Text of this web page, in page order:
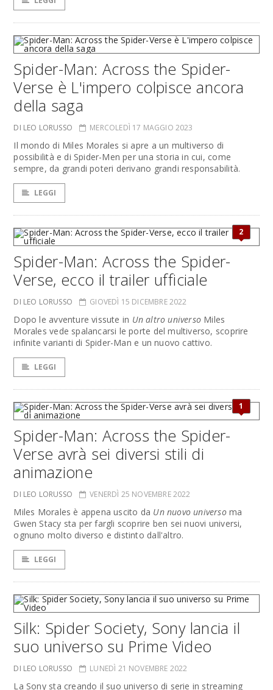
Spider-Man: Across the Spider-
Verse è L'impero colpisce ancora
della saga
DI LEO LORUSSO MERCOLEDÌ 17 MAGGIO 2023
Il mondo di Miles Morales si apre a un multiverso di
possibilità e di Spider-Men per una storia in cui, come
sempre, da grandi poteri derivano grandi responsabilità.
LEGGI
2
Spider-Man: Across the Spider-
Verse, ecco il trailer ufficiale
DI LEO LORUSSO GIOVEDÌ 15 DICEMBRE 2022
Dopo le avventure vissute in Un altro universo Miles
Morales vede spalancarsi le porte del multiverso, scoprire
infinite varianti di Spider-Man e un nuovo cattivo.
LEGGI
1
Spider-Man: Across the Spider-
Verse avrà sei diversi stili di
animazione
DI LEO LORUSSO VENERDÌ 25 NOVEMBRE 2022
Miles Morales è appena uscito da Un nuovo universoma
Gwen Stacy sta per fargli scoprire ben sei nuovi universi,
ognuno molto diverso e distinto dall'altro.
LEGGI
Silk: Spider Society, Sony lancia il
suo universo su Prime Video
DI LEO LORUSSO LUNEDÌ 21 NOVEMBRE 2022
La Sony sta creando il suo universo di serie in streaming